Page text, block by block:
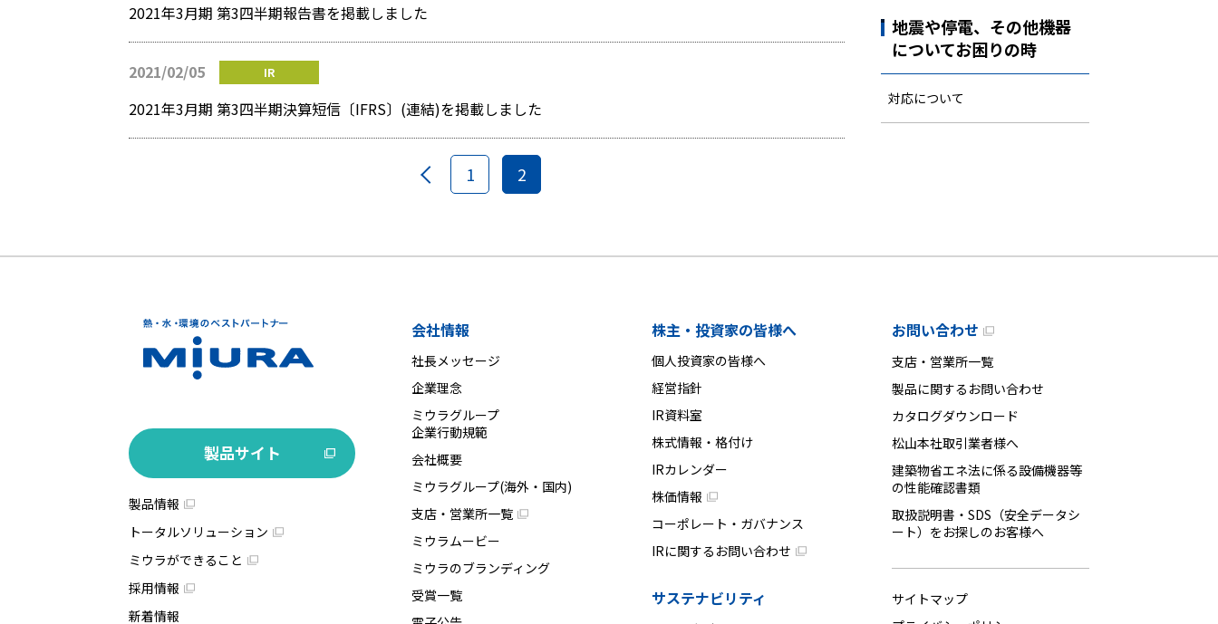
2021年3月期 第3四半期報告書を掲載しました
2021/02/05 IR
2021年3月期 第3四半期決算短信〔IFRS〕(連結)を掲載しました
1 2
地震や停電、その他機器
についてお困りの時
対応について
製品サイト
製品情報
トータルソリューション
ミウラができること
採用情報
新着情報
会社情報
社長メッセージ
企業理念
ミウラグループ
企業行動規範
会社概要
ミウラグループ(海外・国内)
支店・営業所一覧
ミウラムービー
ミウラのブランディング
受賞一覧
株主・投資家の皆様へ
個人投資家の皆様へ
経営指針
IR資料室
株式情報・格付け
IRカレンダー
株価情報
コーポレート・ガバナンス
IRに関するお問い合わせ
サステナビリティ
お問い合わせ
支店・営業所一覧
製品に関するお問い合わせ
カタログダウンロード
松山本社取引業者様へ
建築物省エネ法に係る設備機器等
の性能確認書類
取扱説明書・SDS（安全データシ
ート）をお探しのお客様へ
サイトマップ